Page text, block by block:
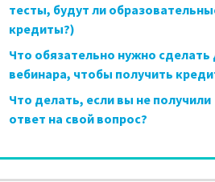
тесты, будут ли
кредиты?)
Что обязательно нужно
вебинара, чтобы получить
Что делать, если вы не получили
ответ на свой вопрос?